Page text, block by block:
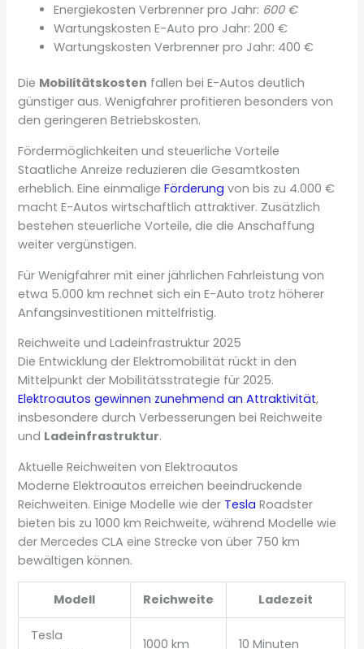
Energiekosten Verbrenner pro Jahr: 600 €
Wartungskosten E-Auto pro Jahr: 200 €
Wartungskosten Verbrenner pro Jahr: 400 €
Die Mobilitätskosten fallen bei E-Autos deutlich
günstiger aus. Wenigfahrer profitieren besonders von
den geringeren Betriebskosten.
Fördermöglichkeiten und steuerliche Vorteile
Staatliche Anreize reduzieren die Gesamtkosten
erheblich. Eine einmaligeFörderung von bis zu 4.000 €
macht E-Autos wirtschaftlich attraktiver. Zusätzlich
bestehen steuerliche Vorteile, die die Anschaffung
weiter vergünstigen.
Für Wenigfahrer mit einer jährlichen Fahrleistung von
etwa 5.000 km rechnet sich ein E-Auto trotz höherer
Anfangsinvestitionen mittelfristig.
Reichweite und Ladeinfrastruktur 2025
Die Entwicklung der Elektromobilität rückt in den
Mittelpunkt der Mobilitätsstrategie für 2025.
Elektroautos gewinnen zunehmend an Attraktivität,
insbesondere durch Verbesserungen bei Reichweite
und Ladeinfrastruktur.
Aktuelle Reichweiten von Elektroautos
Moderne Elektroautos erreichen beeindruckende
Reichweiten. Einige Modelle wie der Tesla Roadster
bieten bis zu 1000 km Reichweite, während Modelle wie
der Mercedes CLA eine Strecke von über 750 km
bewältigen können.
Modell Reichweite Ladezeit
Tesla
1000 km 10 Minuten